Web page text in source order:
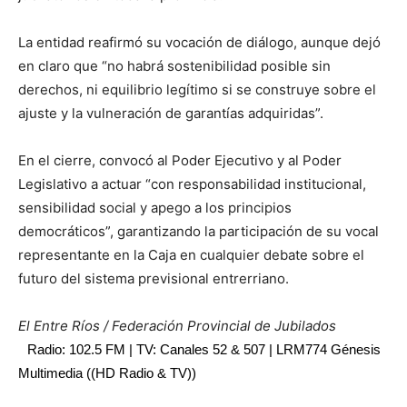
La entidad reafirmó su vocación de diálogo, aunque dejó
en claro que “no habrá sostenibilidad posible sin
derechos, ni equilibrio legítimo si se construye sobre el
ajuste y la vulneración de garantías adquiridas”.
En el cierre, convocó al Poder Ejecutivo y al Poder
Legislativo a actuar “con responsabilidad institucional,
sensibilidad social y apego a los principios
democráticos”, garantizando la participación de su vocal
representante en la Caja en cualquier debate sobre el
futuro del sistema previsional entrerriano.
El Entre Ríos / Federación Provincial de Jubilados
Radio: 102.5 FM | TV: Canales 52 & 507 | LRM774 Génesis
Multimedia ((HD Radio & TV))